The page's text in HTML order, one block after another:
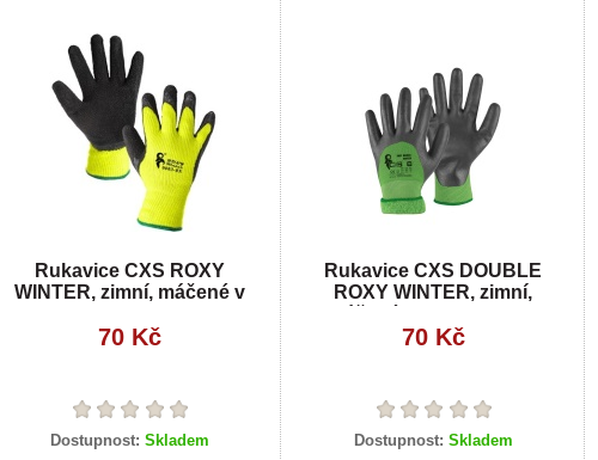
Rukavice CXS ROXY
WINTER, zimní, máčené v
70 Kč
Dostupnost: Skladem
Rukavice CXS DOUBLE
ROXY WINTER, zimní,
70 Kč
Dostupnost: Skladem